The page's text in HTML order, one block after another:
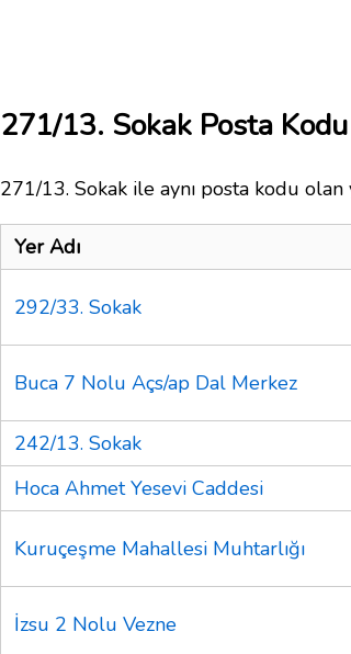
271/13. Sokak Posta
271/13. Sokak ile aynı posta kodu olan
Yer Adı
292/33. Sokak
Buca 7 Nolu Açs/ap Dal Merkez
242/13. Sokak
Hoca Ahmet Yesevi Caddesi
Kuruçeşme Mahallesi Muhtarlığı
İzsu 2 Nolu Vezne